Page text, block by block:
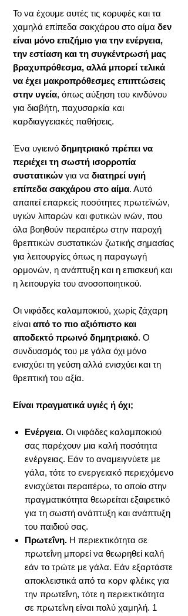
Το να έχουμε αυτές τις κορυφές και τα
χαμηλά επίπεδα σακχάρου στο αίμα δεν
είναι μόνο επιζήμιο για την ενέργεια,
την εστίαση και τη συγκέντρωσή μας
βραχυπρόθεσμα, αλλά μπορεί τελικά
να έχει μακροπρόθεσμες επιπτώσεις
στην υγεία, όπως αύξηση του κινδύνου
για διαβήτη, παχυσαρκία και
καρδιαγγειακές παθήσεις.
Ένα υγιεινό δημητριακό πρέπει να
περιέχει τη σωστή ισορροπία
συστατικών για να διατηρεί υγιή
επίπεδα σακχάρου στο αίμα. Αυτό
απαιτεί επαρκείς ποσότητες πρωτεϊνών,
υγιών λιπαρών και φυτικών ινών, που
όλα βοηθούν περαιτέρω στην παροχή
θρεπτικών συστατικών ζωτικής σημασίας
για λειτουργίες όπως η παραγωγή
ορμονών, η ανάπτυξη και η επισκευή και
η λειτουργία του ανοσοποιητικού.
Οι νιφάδες καλαμποκιού, χωρίς ζάχαρη
είναι από το πιο αξιόπιστο και
αποδεκτό πρωινό δημητριακό. Ο
συνδυασμός του με γάλα όχι μόνο
ενισχύει τη γεύση αλλά ενισχύει και τη
θρεπτική του αξία.
Είναι πραγματικά υγιές ή όχι;
Ενέργεια. Οι νιφάδες καλαμποκιού
σας παρέχουν μια καλή ποσότητα
ενέργειας. Εάν το αναμειγνύετε με
γάλα, τότε το ενεργειακό περιεχόμενο
ενισχύεται περαιτέρω, το οποίο στην
πραγματικότητα θεωρείται εξαιρετικό
για τη σωστή ανάπτυξη και ανάπτυξη
του παιδιού σας.
Πρωτεΐνη. Η περιεκτικότητα σε
πρωτεΐνη μπορεί να θεωρηθεί καλή
εάν το τρώτε με γάλα. Εάν εξαρτάστε
αποκλειστικά από τα κορν φλέικς για
την πρωτεΐνη, τότε η περιεκτικότητα
σε πρωτεΐνη είναι πολύ χαμηλή. 1